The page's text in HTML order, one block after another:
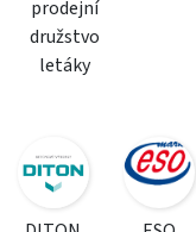
prodejní
družstvo
letáky